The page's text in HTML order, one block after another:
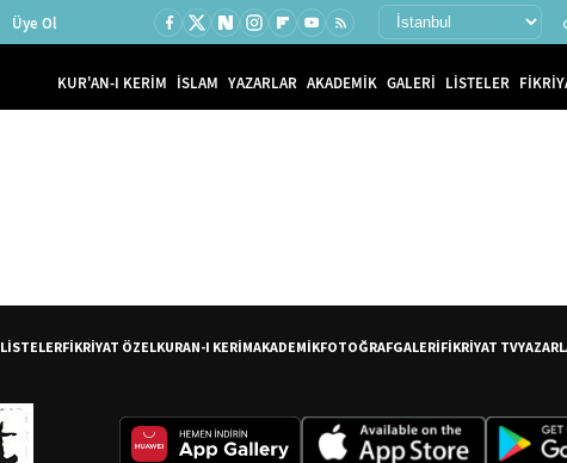
Üye Ol
KUR'AN-I KERİM İSLAM YAZARLAR AKADEMİK GALERİ LİSTELER
LİSTELERFİKRİYAT ÖZELKURAN-I KERİMAKADEMİKFOTOĞRAFGALERİFİKRİYAT TV